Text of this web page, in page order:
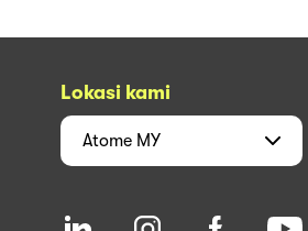
Lokasi kami
Atome MY